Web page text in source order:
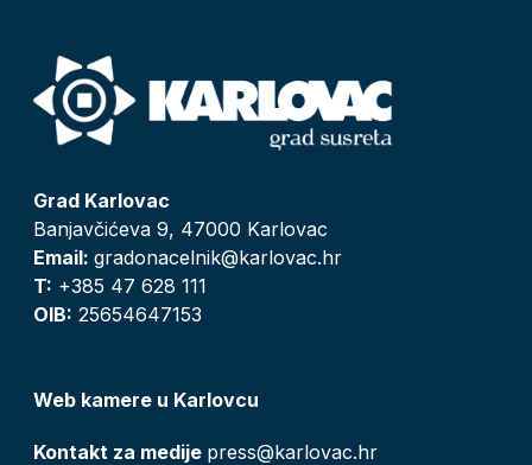
Grad Karlovac
Banjavčićeva 9, 47000 Karlovac
Email: gradonacelnik@karlovac.hr
T: +385 47 628 111
OIB: 25654647153
Web kamere u Karlovcu
Kontakt za medije press@karlovac.hr